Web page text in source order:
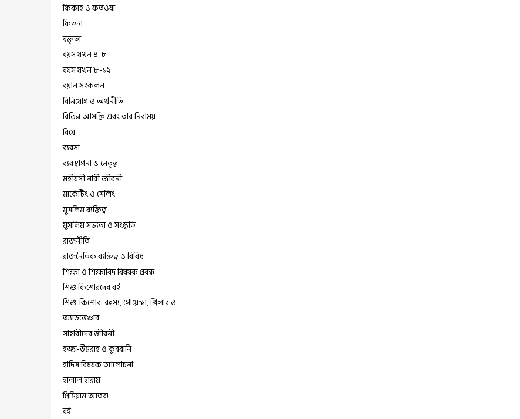
ফিকাহ ও ফতওয়া
ফিতনা
বক্তৃতা
বয়স যখন ৪-৮
বয়স যখন ৮-১২
বয়ান সংকলন
বিনিয়োগ ও অর্থনীতি
বিভিন্ন আসক্তি এবং তার নিরাময়
বিয়ে
ব্যবসা
ব্যবস্থাপনা ও নেতৃত্ব
মহীয়সী নারী জীবনী
মার্কেটিং ও সেলিং
মুসলিম ব্যক্তিত্ব
মুসলিম সভ্যতা ও সংস্কৃতি
রাজনীতি
রাজনৈতিক ব্যক্তিত্ব ও বিবিধ
শিক্ষা ও শিক্ষাবিদ বিষয়ক প্রবন্ধ
শিশু কিশোরদের বই
শিশু-কিশোর: রহস্য, গোয়েন্দা, থ্রিলার ও
অ্যাডভেঞ্চার
সাহাবীদের জীবনী
হজ্জ-উমরাহ ও কুরবানি
হাদিস বিষয়ক আলোচনা
হালাল হারাম
প্রিমিয়াম আতর!
বই